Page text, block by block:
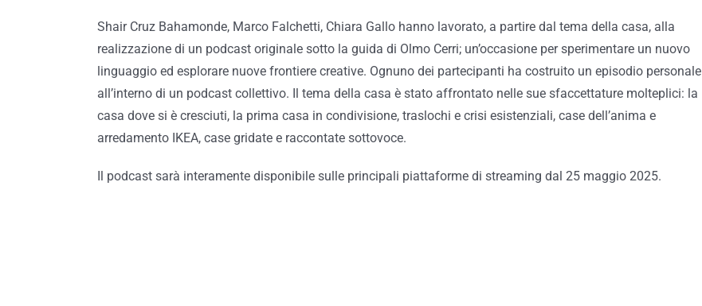
Shair Cruz Bahamonde, Marco Falchetti, Chiara Gallo hanno lavorato, a partire dal tema della casa, alla
realizzazione di un podcast originale sotto la guida di Olmo Cerri; un’occasione per sperimentare un nuovo
linguaggio ed esplorare nuove frontiere creative. Ognuno dei partecipanti ha costruito un episodio personale
all’interno di un podcast collettivo. Il tema della casa è stato affrontato nelle sue sfaccettature molteplici: la
casa dove si è cresciuti, la prima casa in condivisione, traslochi e crisi esistenziali, case dell’anima e
arredamento IKEA, case gridate e raccontate sottovoce.
Il podcast sarà interamente disponibile sulle principali piattaforme di streaming dal 25 maggio 2025.